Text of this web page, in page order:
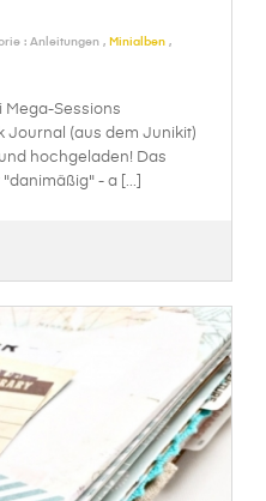
: Anleitungen , Minialben ,
Mega-Sessions
Journal (aus dem Junikit)
hochgeladen! Das
- a [...]